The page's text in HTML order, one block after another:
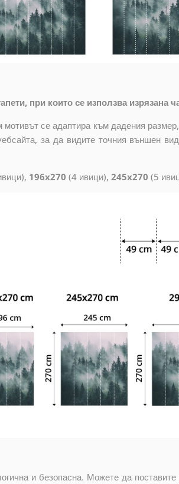
при които се използва изрязана
се адаптира към дадения
за да видите точния външен
196x270 (4 ивици), 245x270 (5
и безопасна. Можете да